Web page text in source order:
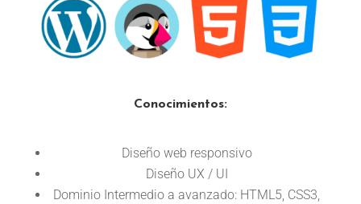
Conocimientos:
Diseño web responsivo
Diseño UX / UI
Dominio Intermedio a avanzado: HTML5, CSS3,